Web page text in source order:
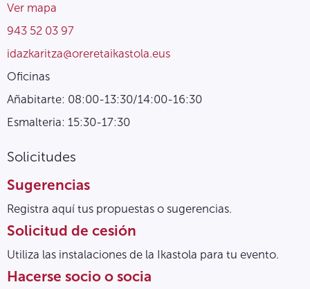
Ver mapa
943 52 03 97
idazkaritza@oreretaikastola.eus
Oficinas
Añabitarte: 08:00-13:30/14:00-16:30
Esmalteria: 15:30-17:30
Solicitudes
Sugerencias
Registra aquí tus propuestas o sugerencias.
Solicitud de cesión
Utiliza las instalaciones de la Ikastola para tu evento.
Hacerse socio o socia